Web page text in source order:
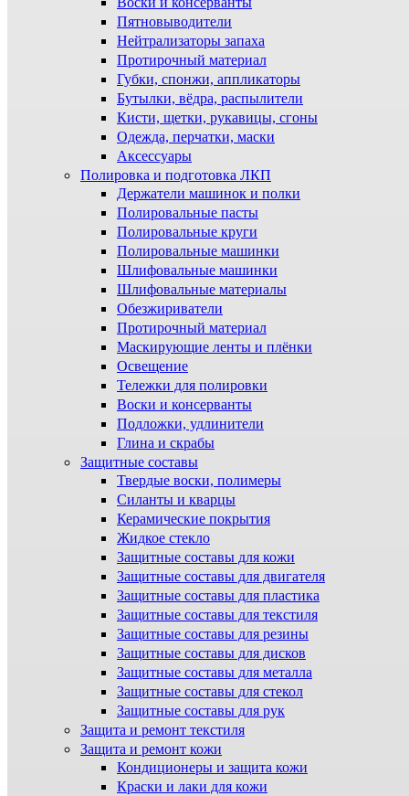
Пятновыводители
Нейтрализаторы запаха
Протирочный материал
Губки, спонжи, аппликаторы
Бутылки, вёдра, распылители
Кисти, щетки, рукавицы, сгоны
Одежда, перчатки, маски
Аксессуары
Полировка и подготовка ЛКП
Держатели машинок и полки
Полировальные пасты
Полировальные круги
Полировальные машинки
Шлифовальные машинки
Шлифовальные материалы
Обезжириватели
Протирочный материал
Маскирующие ленты и плёнки
Освещение
Тележки для полировки
Воски и консерванты
Подложки, удлинители
Глина и скрабы
Защитные составы
Твердые воски, полимеры
Силанты и кварцы
Керамические покрытия
Жидкое стекло
Защитные составы для кожи
Защитные составы для двигателя
Защитные составы для пластика
Защитные составы для текстиля
Защитные составы для резины
Защитные составы для дисков
Защитные составы для металла
Защитные составы для стекол
Защитные составы для рук
Защита и ремонт текстиля
Защита и ремонт кожи
Кондиционеры и защита кожи
Краски и лаки для кожи